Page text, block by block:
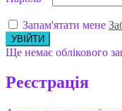
Запам'ятати мене
Ще немає облікового
Реєстрація